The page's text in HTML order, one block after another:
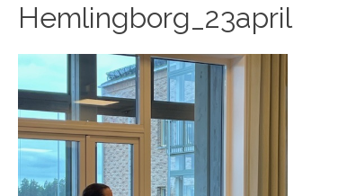
Hemlingborg_23april